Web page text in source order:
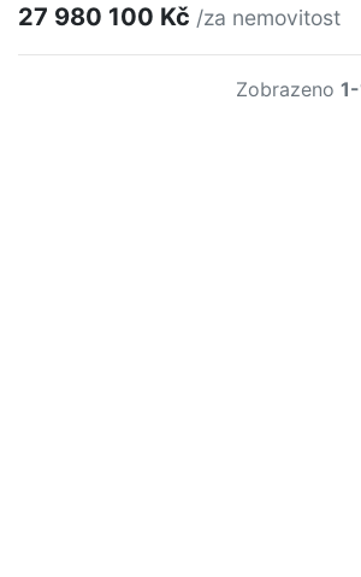
27 980 100 Kč /za nemovitost
Zobrazeno